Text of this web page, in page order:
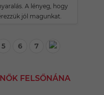
A lényeg, hogy
jól magunkat.
5 6 7
FELSŐNÁNA